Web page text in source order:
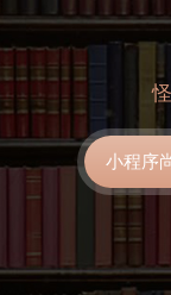
小程序